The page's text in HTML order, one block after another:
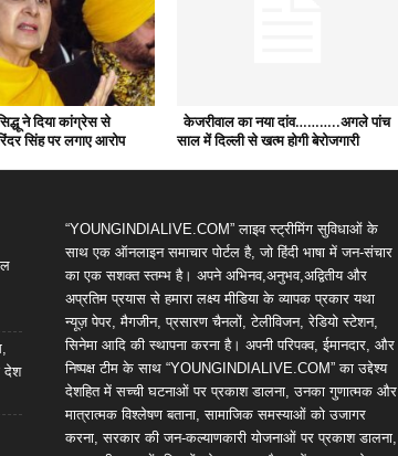
ने दिया कांग्रेस से
सिंह पर लगाए आरोप
केजरीवाल का नया दांव………..अगले पांच
साल में दिल्ली से खत्म होगी बेरोजगारी
देश
“YOUNGINDIALIVE.COM” लाइव स्ट्रीमिंग सुविधाओं के
साथ एक ऑनलाइन समाचार पोर्टल है, जो हिंदी भाषा में जन-संचार
का एक सशक्त स्तम्भ है। अपने अभिनव,अनुभव,अद्वितीय और
अप्रतिम प्रयास से हमारा लक्ष्य मीडिया के व्यापक प्रकार यथा
न्यूज़ पेपर, मैगजीन, प्रसारण चैनलों, टेलीविजन, रेडियो स्टेशन,
सिनेमा आदि की स्थापना करना है। अपनी परिपक्व, ईमानदार, और
निष्पक्ष टीम के साथ “YOUNGINDIALIVE.COM” का उद्देश्य
देशहित में सच्ची घटनाओं पर प्रकाश डालना, उनका गुणात्मक और
मात्रात्मक विश्लेषण बताना, सामाजिक समस्याओं को उजागर
करना, सरकार की जन-कल्याणकारी योजनाओं पर प्रकाश डालना,